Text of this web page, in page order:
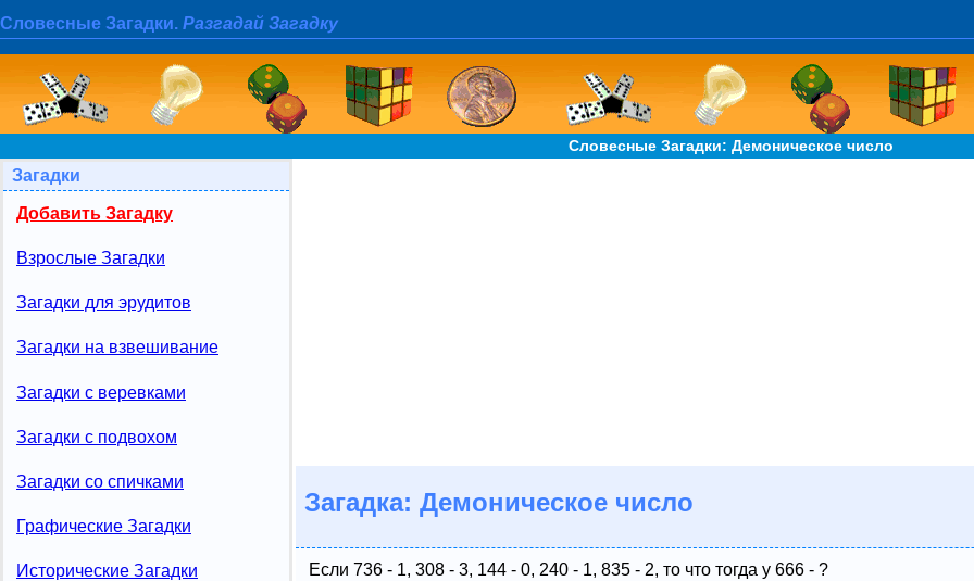
Словесные Загадки. Разгадай Загадку
Словесные Загадки: Демоническое число
Загадки
Добавить Загадку
Взрослые Загадки
Загадки для эрудитов
Загадки на взвешивание
Загадки с веревками
Загадки с подвохом
Загадки со спичками
Графические Загадки
Исторические Загадки
Загадка: Демоническое число
Если 736 - 1, 308 - 3, 144 - 0, 240 - 1, 835 - 2, то что тогда у 666 - ?